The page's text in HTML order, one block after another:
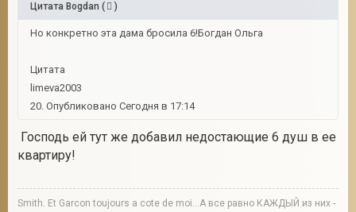
Цитата Bogdan ( )
Но конкретно эта дама бросила 6!Богдан Ольга
Цитата
limeva2003
20. Опубликовано Сегодня в 17:14
Господь ей тут же добавил недостающие 6 душ в ее
квартиру!
Smith. Et Garcon toujours a cote de moi...А все равно КАЖДЫЙ из них -